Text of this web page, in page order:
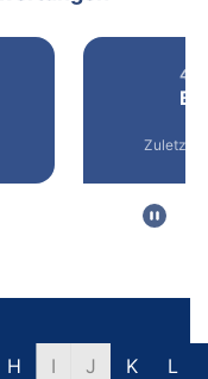
H I J K
L